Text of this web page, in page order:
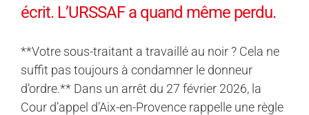
écrit. L’URSSAF a quand même perdu.
**Votre sous-traitant a travaillé au noir ? Cela ne
suffit pas toujours à condamner le donneur
d’ordre.** Dans un arrêt du 27 février 2026, la
Cour d’appel d’Aix-en-Provence rappelle une règle